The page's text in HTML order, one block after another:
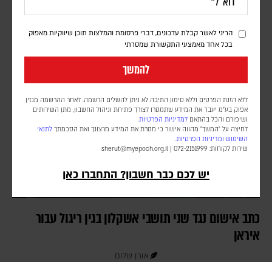
הריני לאשר קבלת עדכונים, דברי פרסומת והמלצות תוכן שיווקיות מאפוק
בכל אחד מאמצעי התקשורת שמסרתי
להמשך
ללא הזנת הפרטים וללא סימון התיבה לא ניתן להשלים הרשמה. לאחר ההרשמה מגזין
אפוק בע״מ יעבד את המידע שתמסרו לצורך פתיחת וניהול החשבון, מתן השירותים
ושיפורם והכל בהתאם למדיניות הפרטיות.
לחיצה על "המשך" מהווה אישור כי מסרת את המידע מרצונך ואת הסכמתך לתנאי
השימוש ומדיניות הפרטיות.
שירות לקוחות: 072-2151999 |
sherut@myepoch.org.il
יש לכם כבר חשבון? התחברו כאן
אינדונזיה, פקיסטן, טורקיה, סעודיה ומצרים, את המשך הפעילות הישראלית
המלחמה
כתב אישום נגד שני תושבי אשקלון בגין ריגול עבור
איראן
אורן שלום